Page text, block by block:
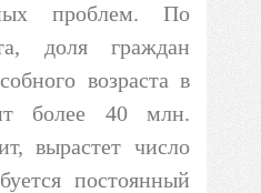
проблем. По
доля граждан
возраста в
более 40 млн.
вырастет число
постоянный